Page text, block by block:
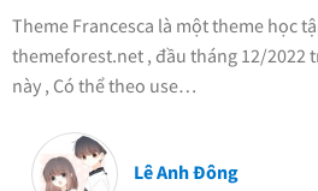
Theme Francesca là một theme học
themeforest.net , đầu tháng 12/2022
này , Có thể theo use…
Lê Anh Đông